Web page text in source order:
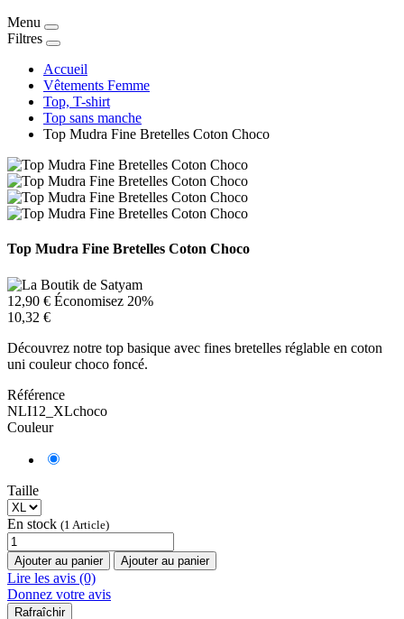
Menu
Filtres
Accueil
Vêtements Femme
Top, T-shirt
Top sans manche
Top Mudra Fine Bretelles Coton Choco
Top Mudra Fine Bretelles Coton Choco
12,90 € Économisez 20%
10,32 €
Découvrez notre top basique avec fines bretelles réglable en coton
uni couleur choco foncé.
Référence
NLI12_XLchoco
Couleur
Taille
En stock (1 Article)
Ajouter au panier Ajouter au panier
Lire les avis (0)
Donnez votre avis